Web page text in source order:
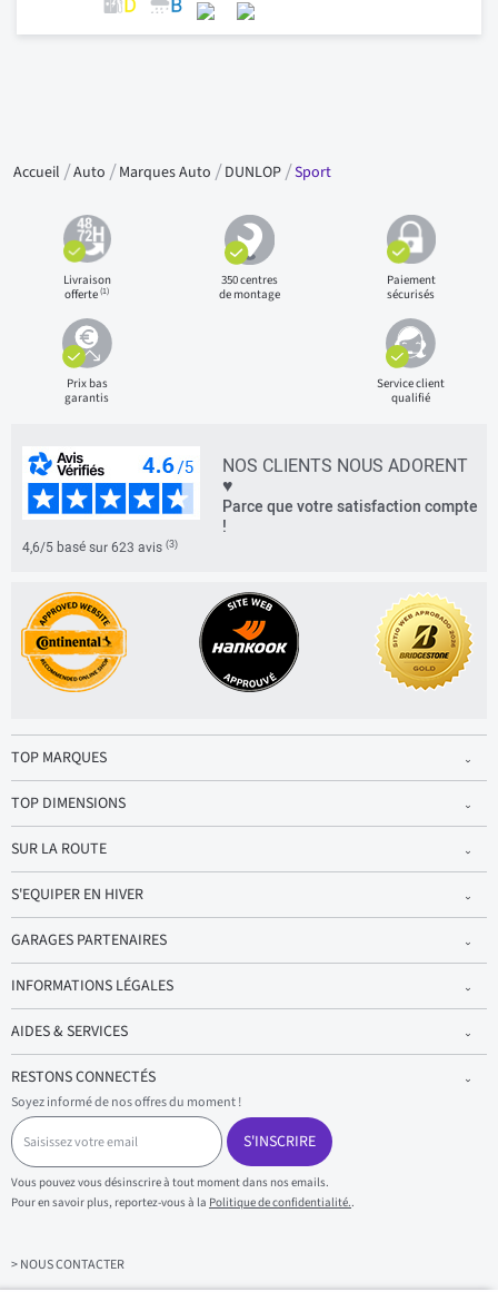
Accueil Auto Marques Auto DUNLOP Sport
Livraison
offerte(1)
350 centres
de montage
Paiement
sécurisés
Prix bas
garantis
Service client
qualifié
NOS CLIENTS NOUS ADORENT
♥
Parce que votre satisfaction compte
!
4,6/5 basé sur 623 avis (3)
TOP MARQUES
TOP DIMENSIONS
SUR LA ROUTE
S'EQUIPER EN HIVER
GARAGES PARTENAIRES
INFORMATIONS LÉGALES
AIDES & SERVICES
RESTONS CONNECTÉS
Soyez informé de nos offres du moment !
S
a
i
s
i
s
z
v
S'INSCRIRE
Vous pouvez vous désinscrire à tout moment dans nos emails.
Pour en savoir plus, reportez-vous à la Politique de confidentialité..
> NOUS CONTACTER